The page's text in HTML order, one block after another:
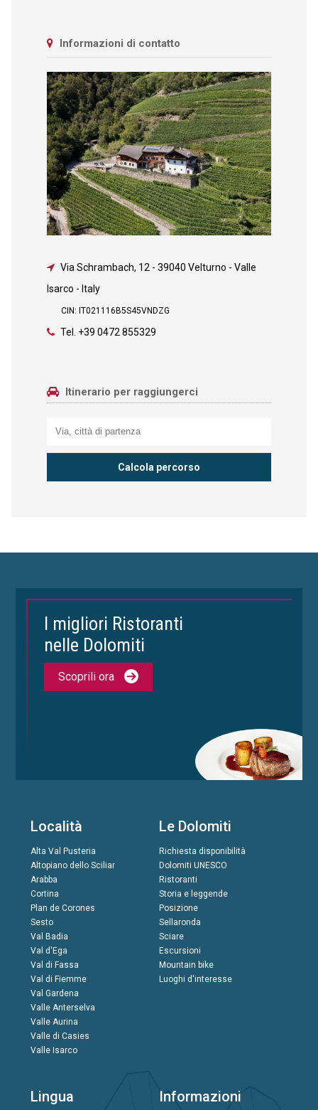
Informazioni di contatto
Via Schrambach, 12 - 39040 Velturno - Valle
Isarco - Italy
CIN: IT021116B5S45VNDZG
Tel. +39 0472 855329
Itinerario per raggiungerci
I migliori Ristoranti
nelle Dolomiti
Scoprili ora
Località
Alta Val Pusteria
Altopiano dello Sciliar
Arabba
Cortina
Plan de Corones
Sesto
Val Badia
Val d'Ega
Val di Fassa
Val di Fiemme
Val Gardena
Valle Anterselva
Valle Aurina
Valle di Casies
Valle Isarco
Le Dolomiti
Richiesta disponibilità
Dolomiti UNESCO
Ristoranti
Storia e leggende
Posizione
Sellaronda
Sciare
Escursioni
Mountain bike
Luoghi d'interesse
Lingua Informazioni